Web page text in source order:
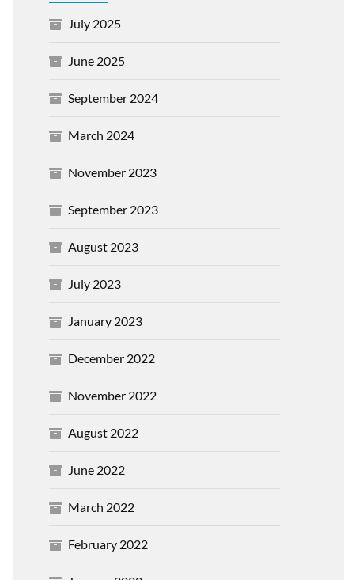
July 2025
June 2025
September 2024
March 2024
November 2023
September 2023
August 2023
July 2023
January 2023
December 2022
November 2022
August 2022
June 2022
March 2022
February 2022